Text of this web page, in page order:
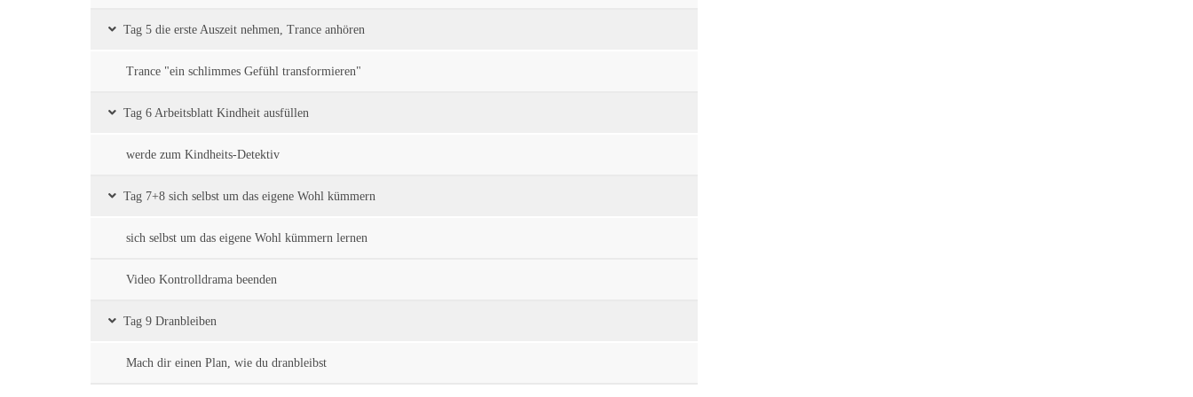
Tag 5 die erste Auszeit nehmen, Trance anhören
Trance "ein schlimmes Gefühl transformieren"
Tag 6 Arbeitsblatt Kindheit ausfüllen
werde zum Kindheits-Detektiv
Tag 7+8 sich selbst um das eigene Wohl kümmern
sich selbst um das eigene Wohl kümmern lernen
Video Kontrolldrama beenden
Tag 9 Dranbleiben
Mach dir einen Plan, wie du dranbleibst